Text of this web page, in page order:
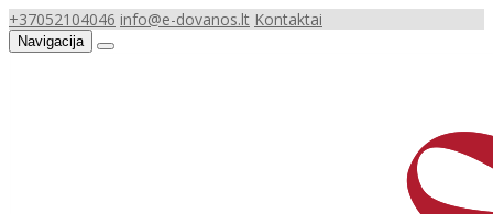
+37052104046 info@e-dovanos.lt Kontaktai
Navigacija